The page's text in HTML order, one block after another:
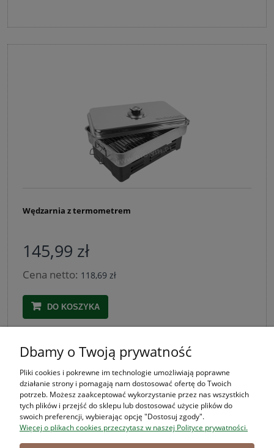
Wędzarnia z termometrem
145,99 zł
Cena netto: 118,69 zł
DO KOSZYKA
ZAKUPY
POMOC
MOJE KONTO
Dbamy o Twoją prywatność
Pliki cookies i pokrewne im technologie umożliwiają poprawne
działanie strony i pomagają nam dostosować ofertę do Twoich
potrzeb. Możesz zaakceptować wykorzystanie przez nas wszystkich
tych plików i przejść do sklepu lub dostosować użycie plików do
swoich preferencji, wybierając opcję "Dostosuj zgody".
Więcej o plikach cookies przeczytasz w naszej Polityce prywatności.